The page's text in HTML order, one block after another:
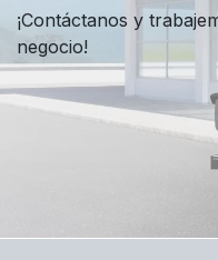
¡Contáctanos y
negocio!